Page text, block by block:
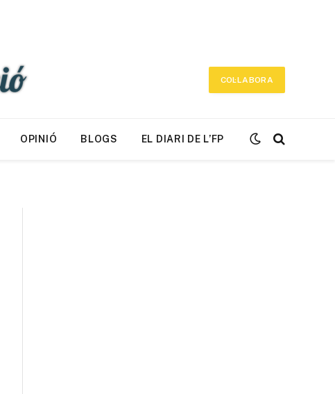
COL·LABORA
OPINIÓ BLOGS EL DIARI DE L’FP